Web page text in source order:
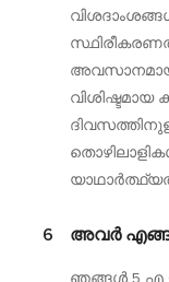
വിശിഷ്ടമായ
6 അവർ
ഞങ്ങൾ 5 എ